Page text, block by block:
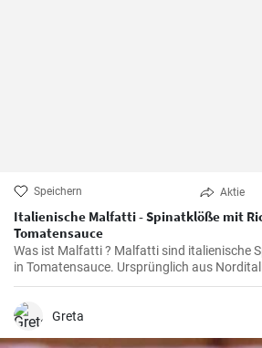
Speichern Aktie
Italienische Malfatti - Spinatklöße mit
Tomatensauce
Was ist Malfatti ? Malfatti sind italienische
in Tomatensauce. Ursprünglich aus
verbreitet in ganz Italien werden die Spinat
Parmesan serviert. Malfatti bedeutet
Greta